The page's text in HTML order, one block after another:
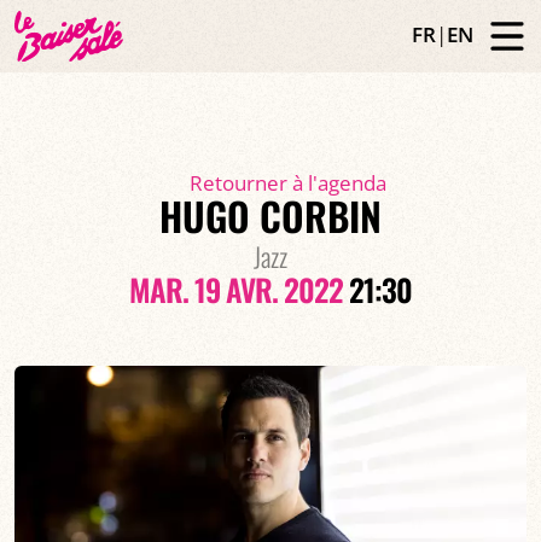
FR|EN
Retourner à l'agenda
HUGO CORBIN
Jazz
MAR. 19 AVR. 202221:30